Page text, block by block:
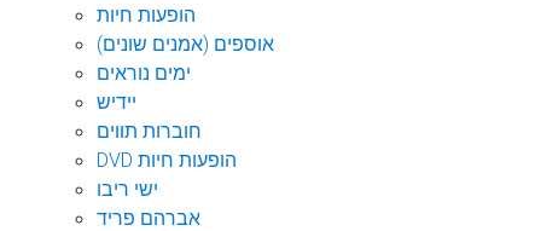
הופעות חיות
אוספים (אמנים שונים)
ימים נוראים
יידיש
חוברות תווים
DVD הופעות חיות
ישי ריבו
אברהם פריד